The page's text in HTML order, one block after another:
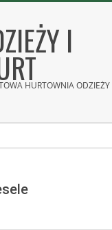
I
HURTOWNIA ODZIEŻY